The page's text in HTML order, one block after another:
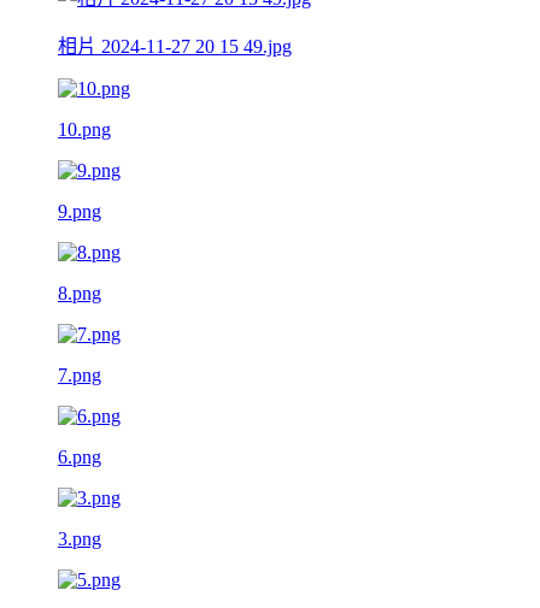
相片 2024-11-27 20 15 49.jpg
10.png
9.png
8.png
7.png
6.png
3.png